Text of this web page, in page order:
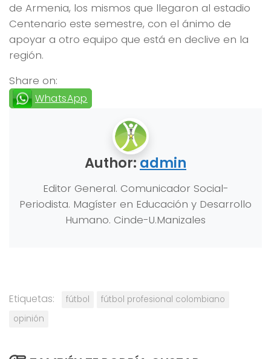
de Armenia, los mismos que llegaron al estadio
Centenario este semestre, con el ánimo de
apoyar a otro equipo que está en declive en la
región.
Share on:
WhatsApp
Author: admin
Editor General. Comunicador Social-
Periodista. Magíster en Educación y Desarrollo
Humano. Cinde-U.Manizales
Etiquetas: fútbol
fútbol profesional colombiano
opinión